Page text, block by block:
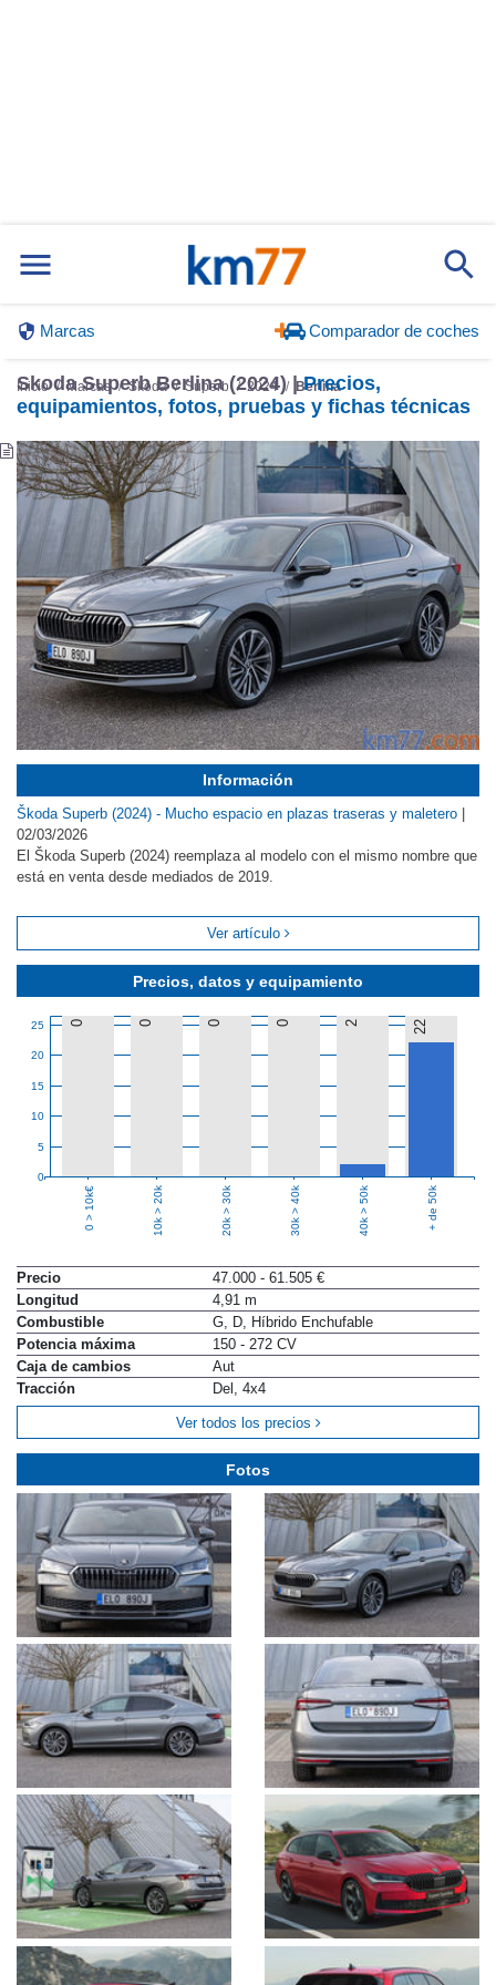
Marcas Comparador de coches
Inicio Marcas Skoda Superb 2024 Berlina
Skoda Superb Berlina (2024) |Precios,
equipamientos, fotos, pruebas y fichas técnicas
Precios, datos y equipamiento
0
5
10
15
20
25 0 0 0 0 2 22
0 > 10k€ 10k > 20k 20k > 30k 30k > 40k 40k > 50k + de 50k
Precio
47.000 - 61.505 €
Longitud
4,91 m
Combustible
G, D, Híbrido Enchufable
Potencia máxima
150 - 272 CV
Caja de cambios
Aut
Tracción
Del, 4x4
Ver todos los precios
Información
Škoda Superb (2024) - Mucho espacio en plazas traseras y maletero
02/03/2026
El Škoda Superb (2024) reemplaza al modelo con el mismo nombre que
está en venta desde mediados de 2019.
Ver artículo
Fotos